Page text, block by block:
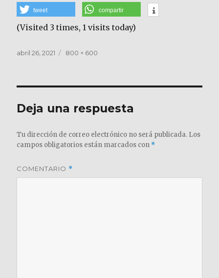
tweet compartir
(Visited 3 times, 1 visits today)
Publicado
abril 26, 2021
Tamaño
800 × 600
Deja una respuesta
Tu dirección de correo electrónico no será publicada. Los
campos obligatorios están marcados con *
COMENTARIO *